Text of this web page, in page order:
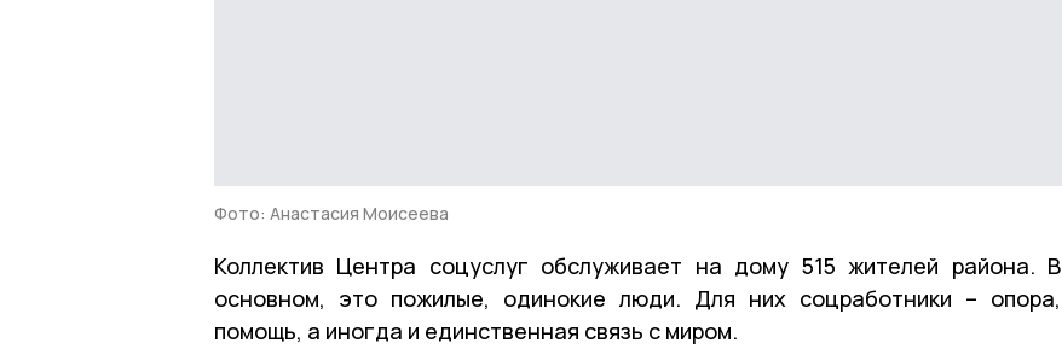
Фото: Анастасия Моисеева
Коллектив Центра соцуслуг обслуживает на дому 515 жителей района. В
основном, это пожилые, одинокие люди. Для них соцработники – опора,
помощь, а иногда и единственная связь с миром.